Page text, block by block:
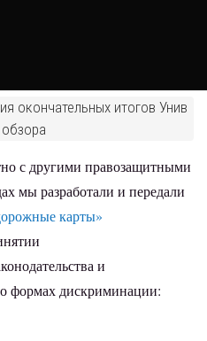
окончательных итогов Унив
с другими правозащитными
мы разработали и передали
карты»
и
формах дискриминации: